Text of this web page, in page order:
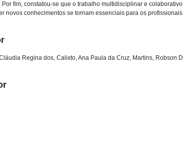
Por fim, constatou-se que o trabalho multidisciplinar e
novos conhecimentos se tornam essenciais para os
Regina dos, Calixto, Ana Paula da Cruz, Martins, Robson